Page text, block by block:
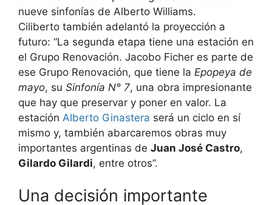
Ciliberto también adelantó la proyección a
futuro: “La segunda etapa tiene una estación en
el Grupo Renovación. Jacobo Ficher es parte de
ese Grupo Renovación, que tiene la Epopeya de
mayo, su Sinfonía N° 7, una obra impresionante
que hay que preservar y poner en valor. La
estación Alberto Ginastera será un ciclo en sí
mismo y, también abarcaremos obras muy
importantes argentinas de Juan José Castro,
Gilardo Gilardi, entre otros”.
Una decisión importante